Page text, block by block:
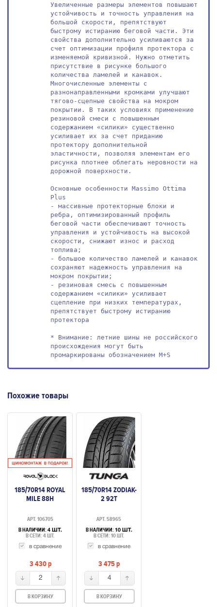
Увеличенные размеры элементов повышают
устойчивость и точность управления на
большой скорости, препятствуют
быстрому истиранию беговой части. Эти
свойства дополнительно усиливаются за
счет оптимизации профиля протектора с
изменяемой кривизной. Нужно отметить
присутствие в рисунке большого
количества ламелей и канавок.
Многочисленные элементы с
разнонаправленными кромками улучшают
тягово-сцепные свойства на мокром
покрытии. В таких условиях применение
резиновой смеси с повышенным
содержанием «силики» существенно
усиливает их за счет приданию
протектору дополнительной
эластичности, позволяя элементам его
рисунка плотнее облегать неровности на
дорожной поверхности.
Основные особенности Massimo Ottima
Plus
- массивные протекторные блоки и
ребра, оптимизированный профиль
беговой части обеспечивают точность
управления и устойчивость на высокой
скорости, снижают износ и расход
топлива;
- большое количество ламелей и канавок
сохраняют надежность управления на
мокром покрытии;
- резиновая смесь с повышенным
содержанием «силики» усиливает
сцепление при низких температурах,
препятствует быстрому истиранию
протектора
* Внимание: летние шины не российского
происхождения могут быть
промаркированы обозначением M+S
Похожие товары
185/70R14 ROYAL
MILE 88H
АРТ. 106705
В НАЛИЧИИ: 4 ШТ.
В СЕТИ: 4 ШТ.
в сравнение
3 430p
2
В КОРЗИНУ
185/70R14 ZODIAK-
2 92T
АРТ. 58965
В НАЛИЧИИ: 10 ШТ.
В СЕТИ: 10 ШТ.
в сравнение
3 475p
4
В КОРЗИНУ